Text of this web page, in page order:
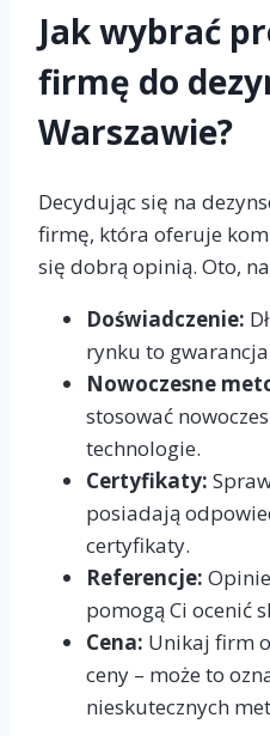
Jak wybrać
firmę do
Warszawie?
Decydując się na
firmę, która oferuje
się dobrą opinią. Oto,
Doświadczenie:
rynku to
Nowoczesne
stosować
technologie.
Certyfikaty:
posiadają
certyfikaty.
Referencje:
pomogą Ci ocenić
Cena: Unikaj firm
ceny – może to
nieskutecznych